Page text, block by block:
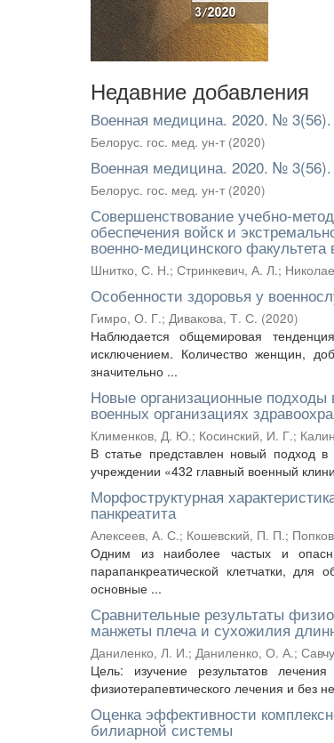
Недавние добавления
Военная медицина. 2020. №
Белорус. гос. мед. ун-т (2020)
Военная медицина. 2020. №
Белорус. гос. мед. ун-т (2020)
Совершенствование учебно-
обеспечения войск и
военно-медицинского
Шнитко, С. Н.; Стринкевич, А. Л.;
Особенности здоровья у
Гимро, О. Г.; Дивакова, Т. С. (2020)
Наблюдается общемировая
исключением. Количество женщин,
значительно ...
Новые организационные подходы
военных организациях
Клименков, Д. Ю.; Косинский, И. Г.;
В статье представлен новый подход в
учреждении «432 главный военный
Морфоструктурная
панкреатита
Алексеев, А. С.; Кошевский, П. П.;
Одним из наиболее частых и
парапанкреатической клетчатки, для
основные ...
Сравнительные результаты
манжеты плеча и сухожилия
Даниленко, Л. И.; Даниленко, О. А.;
Цель: изучение результатов
физиотерапевтического лечения и без
Оценка эффективности
билиарной системы